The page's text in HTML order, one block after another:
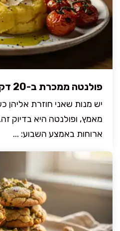
פולנטה ממכרת ב-20 דקות, בלי שמנת בכלל
יש מנות שאני חוזרת אליהן
מאמץ, ופולנטה היא בדיוק
ארוחות באמצע השבוע: ...